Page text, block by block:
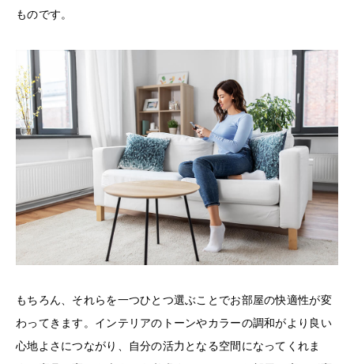
ものです。
もちろん、それらを一つひとつ選ぶことでお部屋の快適性が変
わってきます。インテリアのトーンやカラーの調和がより良い
心地よさにつながり、自分の活力となる空間になってくれま